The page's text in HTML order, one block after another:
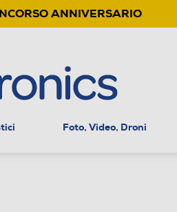
ANNIVERSARIO
Foto, Video, Droni